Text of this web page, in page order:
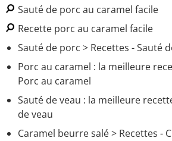
Sauté de porc au caramel facile
Recette porc au caramel facile
Sauté de porc > Recettes - Sauté
Porc au caramel : la meilleure
Porc au caramel
Sauté de veau : la meilleure
de veau
Caramel beurre salé> Recettes -